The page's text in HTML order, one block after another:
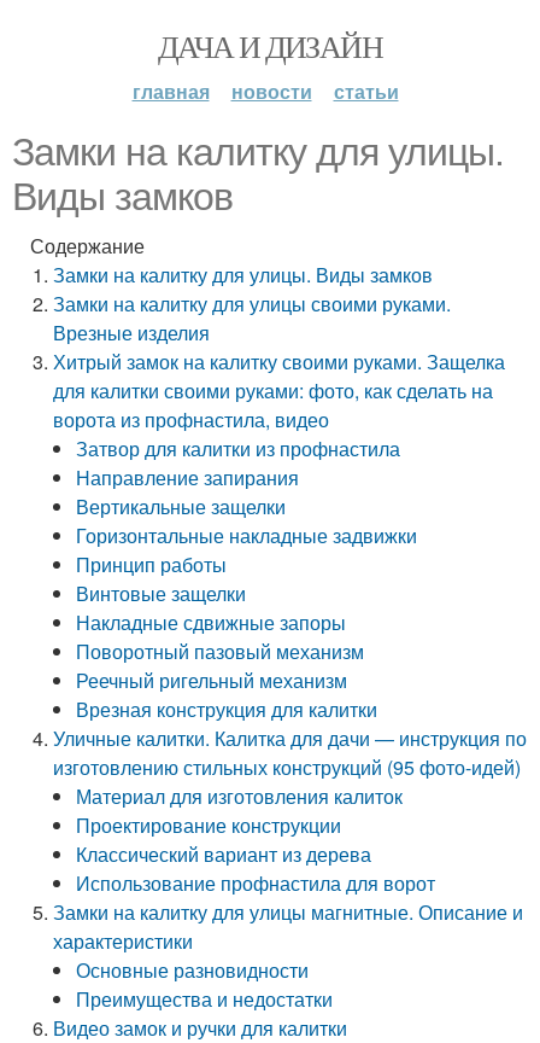
ДАЧА И ДИЗАЙН
главная новости статьи
Замки на калитку для улицы.
Виды замков
Содержание
Замки на калитку для улицы. Виды замков
Замки на калитку для улицы своими руками.
Врезные изделия
Хитрый замок на калитку своими руками. Защелка
для калитки своими руками: фото, как сделать на
ворота из профнастила, видео
Затвор для калитки из профнастила
Направление запирания
Вертикальные защелки
Горизонтальные накладные задвижки
Принцип работы
Винтовые защелки
Накладные сдвижные запоры
Поворотный пазовый механизм
Реечный ригельный механизм
Врезная конструкция для калитки
Уличные калитки. Калитка для дачи — инструкция по
изготовлению стильных конструкций (95 фото-идей)
Материал для изготовления калиток
Проектирование конструкции
Классический вариант из дерева
Использование профнастила для ворот
Замки на калитку для улицы магнитные. Описание и
характеристики
Основные разновидности
Преимущества и недостатки
Видео замок и ручки для калитки